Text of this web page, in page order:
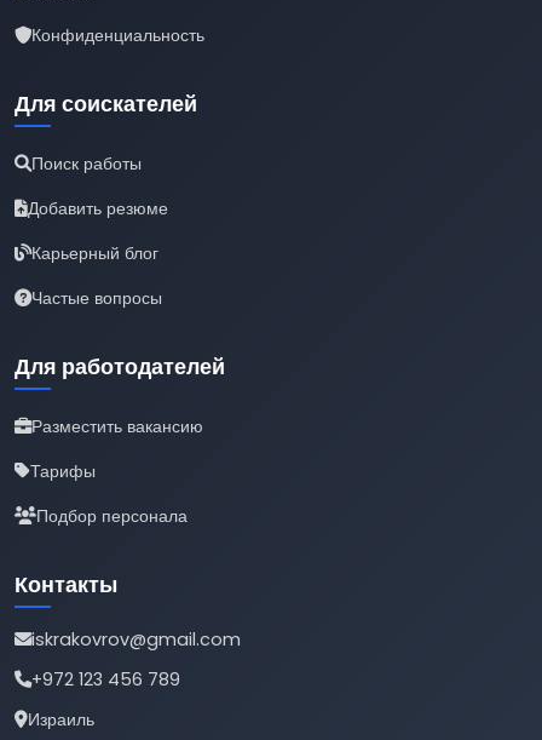
Конфиденциальность
Для соискателей
Поиск работы
Добавить резюме
Карьерный блог
Частые вопросы
Для работодателей
Разместить вакансию
Тарифы
Подбор персонала
Контакты
iskrakovrov@gmail.com
+972 123 456 789
Израиль